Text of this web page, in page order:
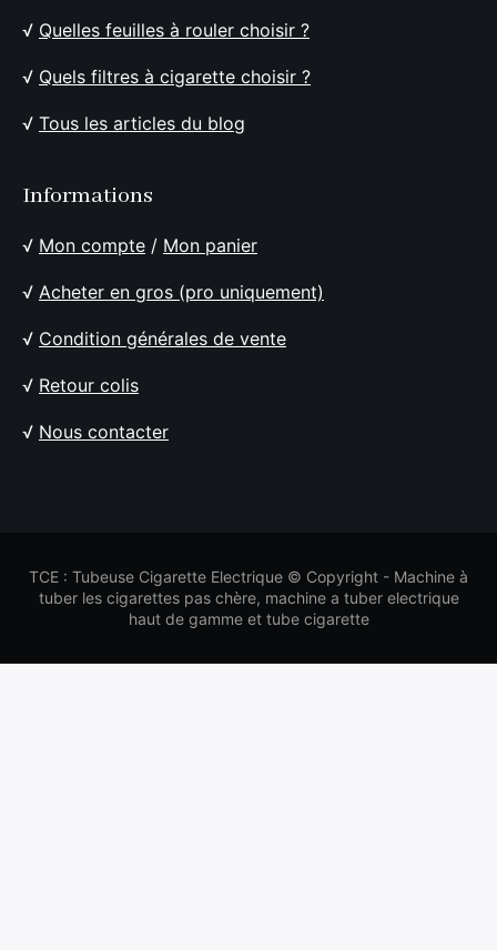
√ Quelles feuilles à rouler choisir ?
√ Quels filtres à cigarette choisir ?
√ Tous les articles du blog
Informations
√ Mon compte / Mon panier
√ Acheter en gros (pro uniquement)
√ Condition générales de vente
√ Retour colis
√ Nous contacter
TCE : Tubeuse Cigarette Electrique © Copyright - Machine à
tuber les cigarettes pas chère, machine a tuber electrique
haut de gamme et tube cigarette